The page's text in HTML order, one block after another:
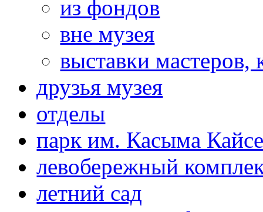
из фондов
вне музея
выставки мастеров,
друзья музея
отделы
парк им. Касыма
левобережный
летний сад